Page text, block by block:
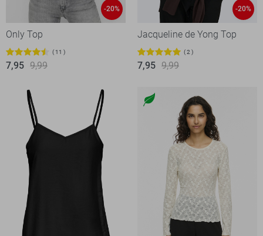
-20%
Only Top
11
7,95 9,99
-20%
Jacqueline de Yong Top
2
7,95 9,99